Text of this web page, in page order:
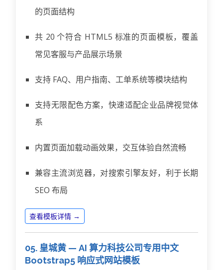
的页面结构
共 20 个符合 HTML5 标准的页面模板，覆盖
常见客服与产品展示场景
支持 FAQ、用户指南、工单系统等模块结构
支持无限配色方案，快速适配企业品牌视觉体
系
内置页面加载动画效果，交互体验自然流畅
兼容主流浏览器，对搜索引擎友好，利于长期
SEO 布局
查看模板详情 →
05. 皇城黄 — AI 算力科技公司专用中文
Bootstrap5 响应式网站模板